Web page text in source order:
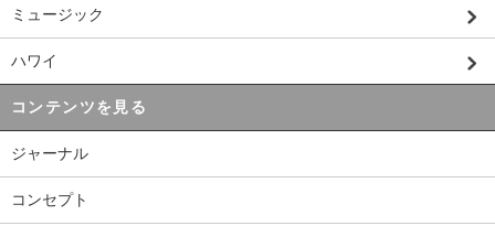
ミュージック
ハワイ
コンテンツを見る
ジャーナル
コンセプト